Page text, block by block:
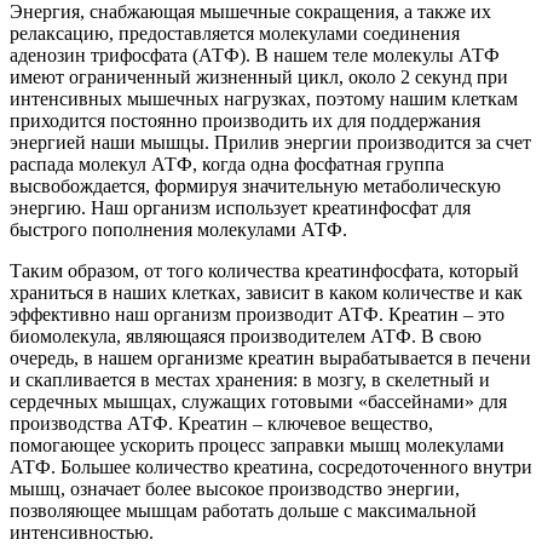
Энергия, снабжающая мышечные сокращения, а также их
релаксацию, предоставляется молекулами соединения
аденозин трифосфата (АТФ). В нашем теле молекулы АТФ
имеют ограниченный жизненный цикл, около 2 секунд при
интенсивных мышечных нагрузках, поэтому нашим клеткам
приходится постоянно производить их для поддержания
энергией наши мышцы. Прилив энергии производится за счет
распада молекул АТФ, когда одна фосфатная группа
высвобождается, формируя значительную метаболическую
энергию. Наш организм использует креатинфосфат для
быстрого пополнения молекулами АТФ.
Таким образом, от того количества креатинфосфата, который
храниться в наших клетках, зависит в каком количестве и как
эффективно наш организм производит АТФ. Креатин – это
биомолекула, являющаяся производителем АТФ. В свою
очередь, в нашем организме креатин вырабатывается в печени
и скапливается в местах хранения: в мозгу, в скелетный и
сердечных мышцах, служащих готовыми «бассейнами» для
производства АТФ. Креатин – ключевое вещество,
помогающее ускорить процесс заправки мышц молекулами
АТФ. Большее количество креатина, сосредоточенного внутри
мышц, означает более высокое производство энергии,
позволяющее мышцам работать дольше с максимальной
интенсивностью.